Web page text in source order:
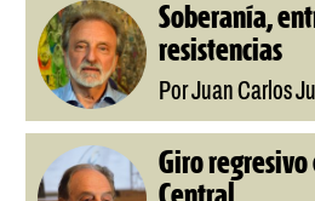
Soberanía,
resistencias
Por Juan Carlos
Giro regresivo